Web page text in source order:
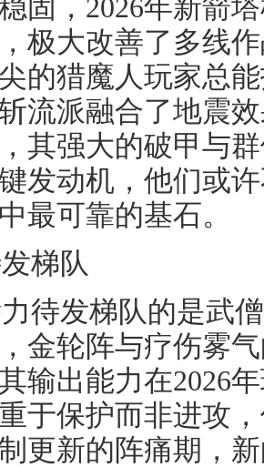
固，2026年新箭
极大改善了多线
的猎魔人玩家总
流派融合了地震
其强大的破甲与
发动机，他们或
最可靠的基石。
梯队
待发梯队的是武
金轮阵与疗伤雾
输出能力在2026
于保护而非进攻
更新的阵痛期，